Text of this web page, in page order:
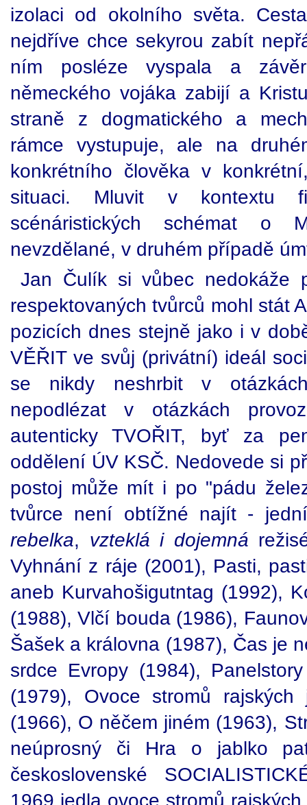
izolaci od okolního světa.
nejdříve chce sekyrou zabít
ním posléze vyspala a
německého vojáka zabijí a
straně z dogmatického a
rámce vystupuje, ale na
konkrétního člověka v
situaci. Mluvit v kontextu
scénáristických schémat o
nevzdělané, v druhém případě
Jan Čulík si vůbec nedokáže
respektovaných tvůrců mohl stát
pozicích dnes stejně jako i v
VĚŘIT ve svůj (privátní) ideál
se nikdy neshrbit v
nepodlézat v otázkách
autenticky TVOŘIT, byť za
oddělení ÚV KSČ. Nedovede si
postoj může mít i po "pádu
tvůrce není obtížné najít -
rebelka, vzteklá i dojemná
Vyhnání z ráje (2001), Pasti,
aneb Kurvahošigutntag (1992),
(1988), Vlčí bouda (1986),
Šašek a královna (1987), Čas je
srdce Evropy (1984),
(1979), Ovoce stromů rajských
(1966), O něčem jiném (1963),
neúprosný či Hra o jablko
československé
1969 jedla ovoce stromů